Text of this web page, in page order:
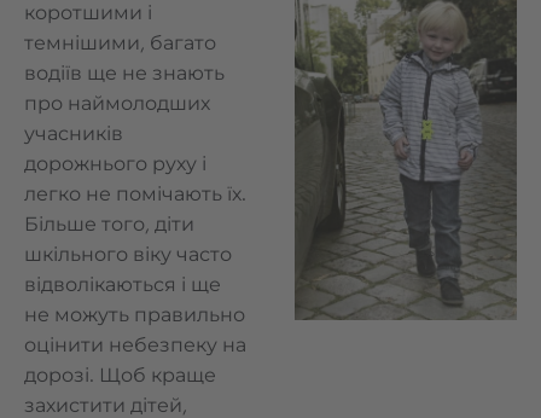
коротшими і
темнішими, багато
водіїв ще не знають
про наймолодших
учасників
дорожнього руху і
легко не помічають їх.
Більше того, діти
шкільного віку часто
відволікаються і ще
не можуть правильно
оцінити небезпеку на
дорозі. Щоб краще
захистити дітей,